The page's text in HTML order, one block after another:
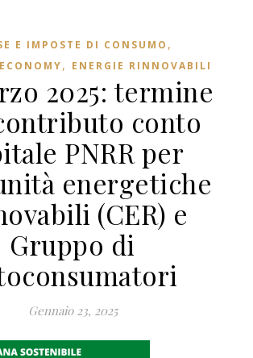
E IMPOSTE DI CONSUMO ,
, ENERGIE RINNOVABILI
2025: termine
conto
PNRR per
energetiche
(CER) e
Gruppo di
Gennaio 23, 2025